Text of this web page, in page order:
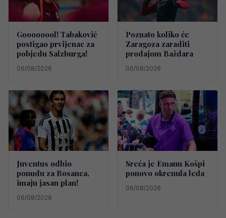
Goooooool! Tabaković
postigao prvijenac za
pobjedu Salzburga!
06/08/2026
Poznato koliko će
Zaragoza zaraditi
prodajom Baždara
06/08/2026
Juventus odbio
ponudu za Bosanca,
imaju jasan plan!
06/08/2026
Sreća je Emanu Košpi
ponovo okrenula leđa
06/08/2026